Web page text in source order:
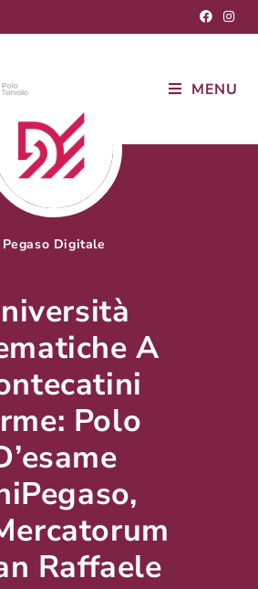
MENU
Pegaso Digitale
A
Polo
Raffaele